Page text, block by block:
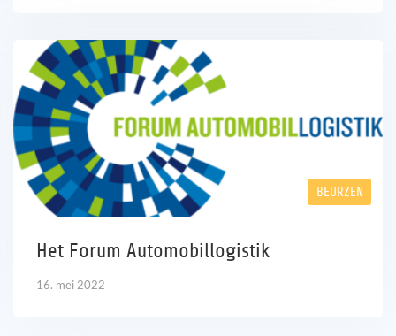
BEURZEN
Het Forum Automobillogistik
16. mei 2022